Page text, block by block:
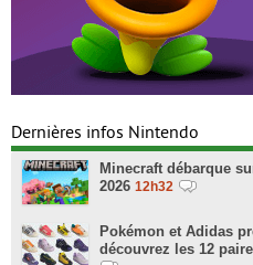
Dernières infos Nintendo
Minecraft débarque
2026 12h32
Pokémon et Adidas
découvrez les 12